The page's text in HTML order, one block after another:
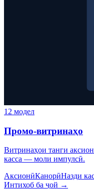
12 модел
Промо-витринаҳо
Витринаҳои танги
касса — моли импулсӣ.
АксионӣКанорӣНазди
Интихоб ба ҷой →